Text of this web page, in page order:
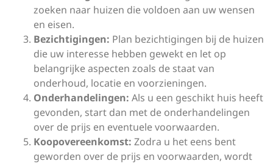
zoeken naar huizen die voldoen aan uw wensen
en eisen.
Bezichtigingen: Plan bezichtigingen bij de huizen
die uw interesse hebben gewekt en let op
belangrijke aspecten zoals de staat van
onderhoud, locatie en voorzieningen.
Onderhandelingen: Als u een geschikt huis heeft
gevonden, start dan met de onderhandelingen
over de prijs en eventuele voorwaarden.
Koopovereenkomst: Zodra u het eens bent
geworden over de prijs en voorwaarden, wordt